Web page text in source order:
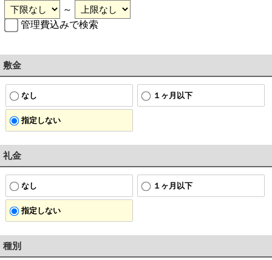
～
管理費込みで検索
敷金
なし １ヶ月以下
指定しない
礼金
なし １ヶ月以下
指定しない
種別